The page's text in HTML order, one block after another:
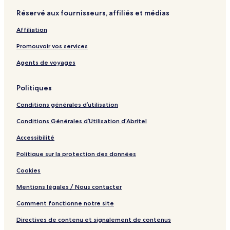
H
t
e
l
s
e
o
r
t
s
e
o
m
C
o
z
n
E
l
e
g
n
u
e
P
o
r
o
i
o
H
o
e
e
a
Réservé aux fournisseurs, affiliés et médias
Affiliation
Promouvoir vos services
Agents de voyages
Politiques
Conditions générales d’utilisation
Conditions Générales d’Utilisation d’Abritel
Accessibilité
Politique sur la protection des données
Cookies
Mentions légales / Nous contacter
Comment fonctionne notre site
Directives de contenu et signalement de contenus